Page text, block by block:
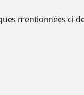
mentionnées ci-